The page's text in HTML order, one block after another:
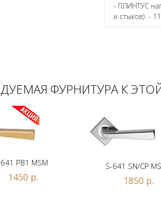
- ПЛИНТУС
и стыков) -
ФУРНИТУРА К
PB1 MSM
1450 р.
S-641 SN/CP
1850 р.